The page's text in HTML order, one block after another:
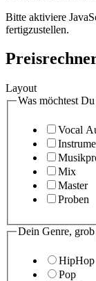
Bitte aktiviere
fertigzustellen.
Layout
Was möchtest
Vocal
Mix
Master
Proben
Dein Genre,
HipHop
Pop